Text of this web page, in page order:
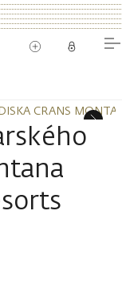
CRANS
CRANS